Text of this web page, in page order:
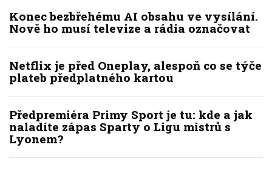
Konec bezbřehému AI obsahu ve vysílání.
Nově ho musí televize a rádia označovat
Netflix je před Oneplay, alespoň co se týče
plateb předplatného kartou
Předpremiéra Primy Sport je tu: kde a jak
naladíte zápas Sparty o Ligu mistrů s
Lyonem?